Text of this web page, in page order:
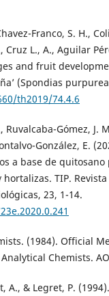
Franco, S. H.,
L., A., Aguilar
and fruit
(Spondias
th2019/74.4.6
Gómez, J.
González, E.
a base de quitosano
TIP. Revista
23, 1-14.
(1984). Official
Chemists.
A., & Legret, P. (1994).